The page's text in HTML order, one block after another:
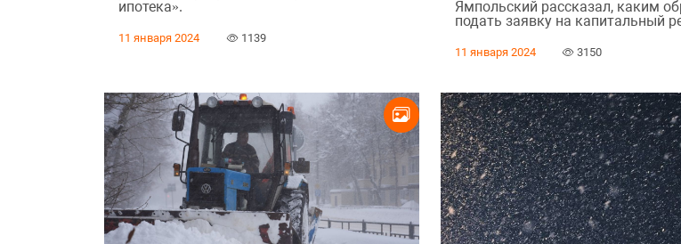
ипотека».
11 января 2024 1139
Ямпольский рассказал, каким
подать заявку на капитальный
11 января 2024 3150